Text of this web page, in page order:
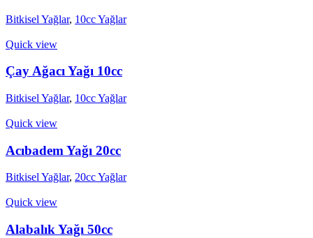
Bitkisel Yağlar, 10cc Yağlar
Quick view
Çay Ağacı Yağı 10cc
Bitkisel Yağlar, 10cc Yağlar
Quick view
Acıbadem Yağı 20cc
Bitkisel Yağlar, 20cc Yağlar
Quick view
Alabalık Yağı 50cc